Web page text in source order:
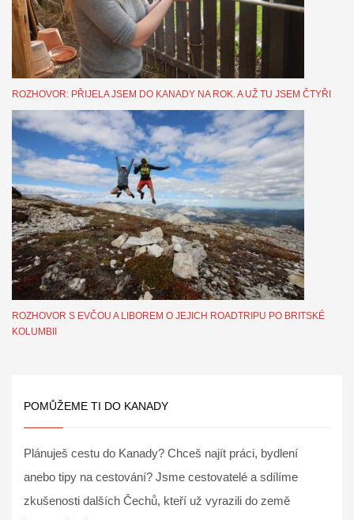
ROZHOVOR: PŘIJELA JSEM DO KANADY NA ROK. A UŽ TU JSEM ČTYŘI
ROZHOVOR S EVČOU A LIBOREM O JEJICH ROADTRIPU PO BRITSKÉ
KOLUMBII
POMŮŽEME TI DO KANADY
Plánuješ cestu do Kanady? Chceš najít práci, bydlení
anebo tipy na cestování? Jsme cestovatelé a sdílíme
zkušenosti dalších Čechů, kteří už vyrazili do země